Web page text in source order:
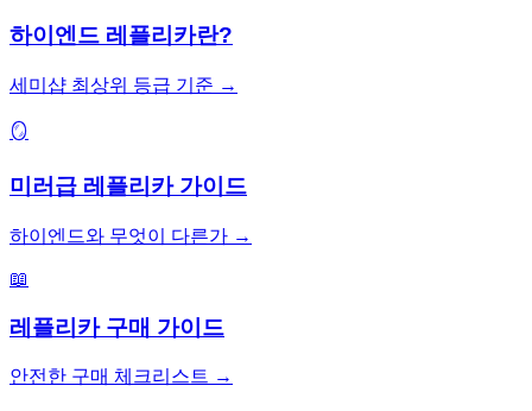
하이엔드 레플리카란?
세미샵 최상위 등급 기준 →
🪞
미러급 레플리카 가이드
하이엔드와 무엇이 다른가 →
📖
레플리카 구매 가이드
안전한 구매 체크리스트 →